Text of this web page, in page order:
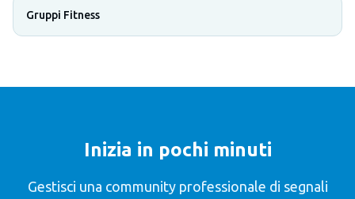
Gruppi Fitness
Inizia in pochi minuti
Gestisci una community professionale di segnali